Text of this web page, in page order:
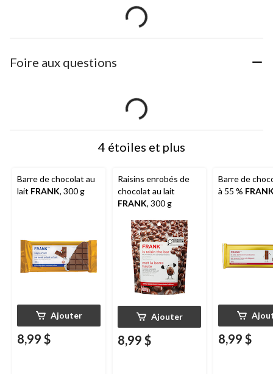
Foire aux questions
4 étoiles et plus
Barre de chocolat au
lait FRANK, 300 g
Ajouter
8,99 $
Raisins enrobés de
chocolat au lait
FRANK, 300 g
Ajouter
8,99 $
Barre de
à 55 %
8,99 $